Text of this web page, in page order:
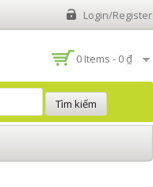
Login/Register
0 Items - 0 ₫